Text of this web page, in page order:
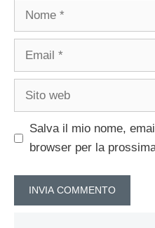
Nome
Email
Sito
Salva il mio nome,
browser per la